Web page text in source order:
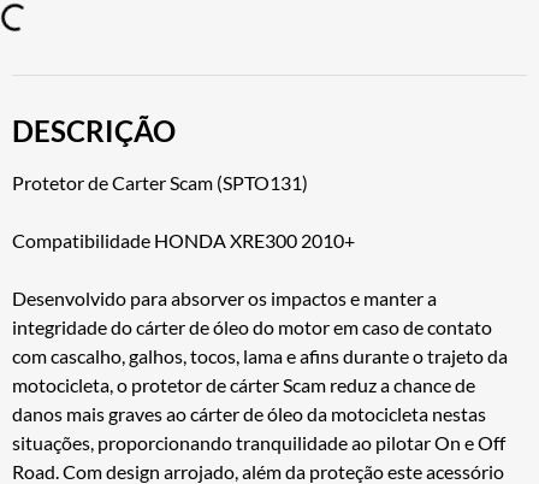
DESCRIÇÃO
Protetor de Carter Scam (SPTO131)
Compatibilidade HONDA XRE300 2010+
Desenvolvido para absorver os impactos e manter a
integridade do cárter de óleo do motor em caso de contato
com cascalho, galhos, tocos, lama e afins durante o trajeto da
motocicleta, o protetor de cárter Scam reduz a chance de
danos mais graves ao cárter de óleo da motocicleta nestas
situações, proporcionando tranquilidade ao pilotar On e Off
Road. Com design arrojado, além da proteção este acessório